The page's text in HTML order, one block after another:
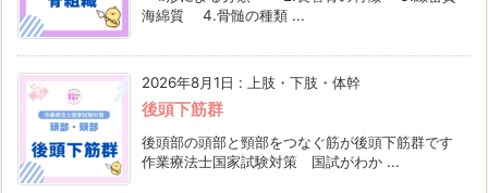
海綿質 4.骨髄の種類 ...
2026年8月1日 : 上肢・下肢・体幹
後頭下筋群
後頭部の頭部と頸部をつなぐ筋が後頭下筋群です
作業療法士国家試験対策 国試がわか ...